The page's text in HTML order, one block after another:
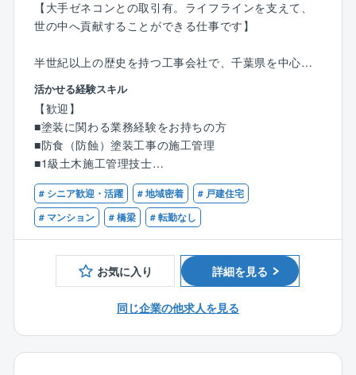
【大手ゼネコンとの取引有。ライフラインを支えて、
世の中へ貢献することができる仕事です】
半世紀以上の歴史を持つ工事会社で、千葉県を中心に
東京、神奈川、埼玉、茨城のエリアにて、プラント
（工場・発電所）などの施工管理のお仕事を行いま
す。
※職人さんではないので塗装などの現場作業は発生しま
せん。
※繁忙には休日出社が発生することもございますが、休
日出勤手当がつきます。
※お客様は大手ゼネコンなどの建設会社です。個人客は
滅多にありません。日曜は安心して休めます。
【施工実績】
千葉市内食品メーカー、東北電力株式会社、東京電力
フュエル＆パワー等
活かせる経験スキル
【歓迎】
■塗装に関わる業務経験をお持ちの方
■防食（防蝕）塗装工事の施工管理
■1級土木施工管理技士
■2級土木施工管理技士
# シニア歓迎・活躍 # 地域密着
# 戸建住宅
# マンション
# 橋梁 # 転勤なし
お気に入り 詳細を見る
同じ企業の他求人を見る